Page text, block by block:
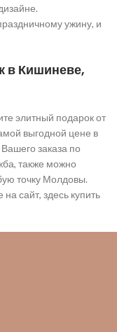
ужину, и
в Кишиневе,
элитный подарок от
выгодной цене в
заказа по
также можно
точку Молдовы.
сайт, здесь купить